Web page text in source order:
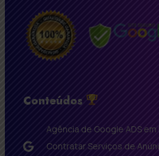
Conteúdos
Agência de Google ADS em
Contratar Serviços de